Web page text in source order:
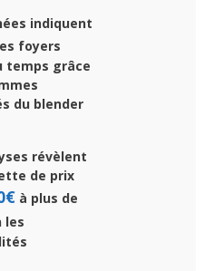
indiquent
foyers
temps grâce
du blender
révèlent
de prix
à plus de
les